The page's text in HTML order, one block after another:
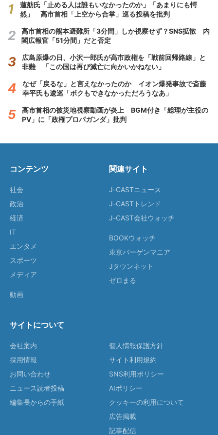
蓮舫氏「止める人は誰もいなかったのか」「あまりにも愕
然」 高市首相「上空から合掌」巡る投稿を批判
高市首相の熊本避難所「3分間」しか視察せず？SNS拡散 内
閣広報官「51分間」だと否定
広島原爆の日、小沢一郎氏が高市政権を「戦前回帰路線」と
非難 「この国は再び滅亡に向かいかねない」
なぜ「戻るな」と言えなかったのか イオン爆発事故で斎藤
幸平氏も逡巡「ボクもできなかっただろうなあ」
高市首相の被災地視察動画が炎上 BGM付き「総理が主役の
PV」に「政権プロパガンダ」批判
コンテンツ
社会
政治
経済
IT
エンタメ
スポーツ
メディア
動画
関連サイト
J-CASTニュース
J-CASTトレンド
J-CAST会社ウォッチ
BOOKウォッチ
東京バーゲンマニア
Jタウンネット
ゼロまる
サイトについて
会社案内
採用情報
お問い合わせ
ニュース読者投稿
編集長からの手紙
個人情報保護方針
サイト利用規約
SNS利用ポリシー
AIポリシー
クッキーの利用について
広告掲載
記事配信